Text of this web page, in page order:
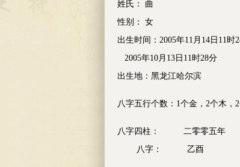
姓氏： 曲
性别： 女
出生时间：2005年11月14日
2005年10月13日11时28分
出生地：黑龙江哈尔滨
八字五行个数：1个金，2个木，
八字四柱： 二零零
八字： 乙酉